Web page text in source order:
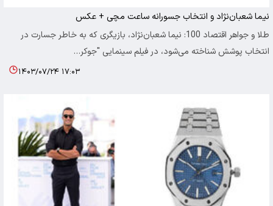
نیما شعبان‌نژاد و انتخاب جسورانه ساعت مچی + عکس
طلا و جواهر اقتصاد 100: نیما شعبان‌نژاد، بازیگری که به خاطر جسارت در
انتخاب پوشش شناخته می‌شود، در فیلم سینمایی "جوکر…
۱۴۰۳/۰۷/۲۴ ۱۷:۰۳